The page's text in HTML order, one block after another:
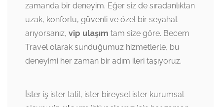
zamanda bir deneyim. Eğer siz de sıradanlıktan
uzak, konforlu, güvenli ve özel bir seyahat
arıyorsanız, vip ulaşım tam size göre. Becem
Travel olarak sunduğumuz hizmetlerle, bu
deneyimi her zaman bir adım ileri taşıyoruz.
İster iş ister tatil, ister bireysel ister kurumsal